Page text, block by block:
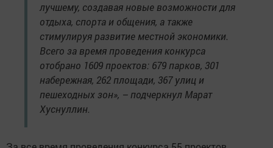
лучшему, создавая новые возможности для
отдыха, спорта и общения, а также
стимулируя развитие местной экономики.
Всего за время проведения конкурса
отобрано 1609 проектов: 679 парков, 301
набережная, 262 площади, 367 улиц и
пешеходных зон», – подчеркнул Марат
Хуснуллин.